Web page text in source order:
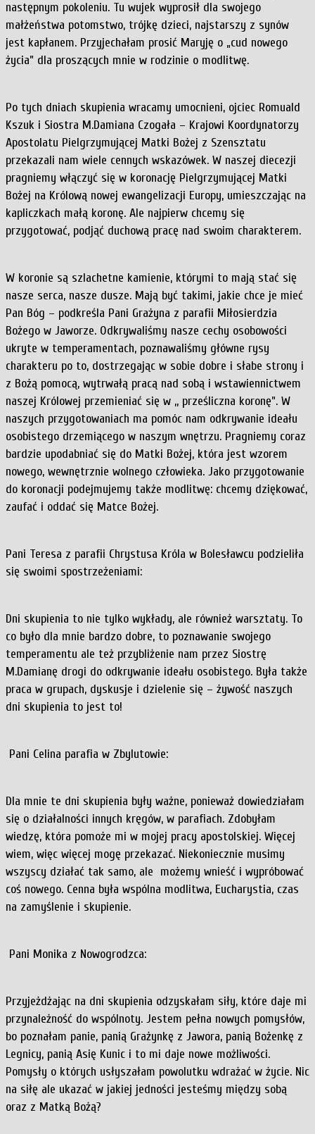
następnym pokoleniu. Tu wujek wyprosił dla swojego
małżeństwa potomstwo, trójkę dzieci, najstarszy z synów
jest kapłanem. Przyjechałam prosić Maryję o „cud nowego
życia” dla proszących mnie w rodzinie o modlitwę.
Po tych dniach skupienia wracamy umocnieni, ojciec Romuald
Kszuk i Siostra M.Damiana Czogała – Krajowi Koordynatorzy
Apostolatu Pielgrzymującej Matki Bożej z Szensztatu
przekazali nam wiele cennych wskazówek. W naszej diecezji
pragniemy włączyć się w koronację Pielgrzymującej Matki
Bożej na Królową nowej ewangelizacji Europy, umieszczając na
kapliczkach małą koronę. Ale najpierw chcemy się
przygotować, podjąć duchową pracę nad swoim charakterem.
W koronie są szlachetne kamienie, którymi to mają stać się
nasze serca, nasze dusze. Mają być takimi, jakie chce je mieć
Pan Bóg – podkreśla Pani Grażyna z parafii Miłosierdzia
Bożego w Jaworze. Odkrywaliśmy nasze cechy osobowości
ukryte w temperamentach, poznawaliśmy główne rysy
charakteru po to, dostrzegając w sobie dobre i słabe strony i
z Bożą pomocą, wytrwałą pracą nad sobą i wstawiennictwem
naszej Królowej przemieniać się w ,, prześliczna koronę”. W
naszych przygotowaniach ma pomóc nam odkrywanie ideału
osobistego drzemiącego w naszym wnętrzu. Pragniemy coraz
bardzie upodabniać się do Matki Bożej, która jest wzorem
nowego, wewnętrznie wolnego człowieka. Jako przygotowanie
do koronacji podejmujemy także modlitwę: chcemy dziękować,
zaufać i oddać się Matce Bożej.
Pani Teresa z parafii Chrystusa Króla w Bolesławcu podzieliła
się swoimi spostrzeżeniami:
Dni skupienia to nie tylko wykłady, ale również warsztaty. To
co było dla mnie bardzo dobre, to poznawanie swojego
temperamentu ale też przybliżenie nam przez Siostrę
M.Damianę drogi do odkrywanie ideału osobistego. Była także
praca w grupach, dyskusje i dzielenie się – żywość naszych
dni skupienia to jest to!
Pani Celina parafia w Zbylutowie:
Dla mnie te dni skupienia były ważne, ponieważ dowiedziałam
się o działalności innych kręgów, w parafiach. Zdobyłam
wiedzę, która pomoże mi w mojej pracy apostolskiej. Więcej
wiem, więc więcej mogę przekazać. Niekoniecznie musimy
wszyscy działać tak samo, ale możemy wnieść i wypróbować
coś nowego. Cenna była wspólna modlitwa, Eucharystia, czas
na zamyślenie i skupienie.
Pani Monika z Nowogrodzca:
Przyjeżdżając na dni skupienia odzyskałam siły, które daje mi
przynależność do wspólnoty. Jestem pełna nowych pomysłów,
bo poznałam panie, panią Grażynkę z Jawora, panią Bożenkę z
Legnicy, panią Asię Kunic i to mi daje nowe możliwości.
Pomysły o których usłyszałam powolutku wdrażać w życie. Nic
na siłę ale ukazać w jakiej jedności jesteśmy między sobą
oraz z Matką Bożą?